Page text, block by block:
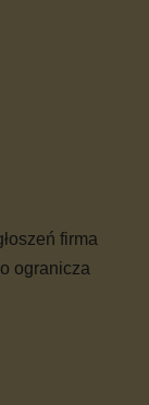
firma
ogranicza